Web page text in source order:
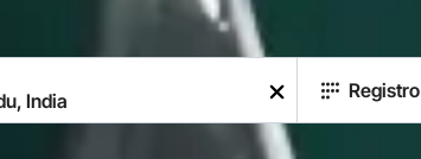
Registro